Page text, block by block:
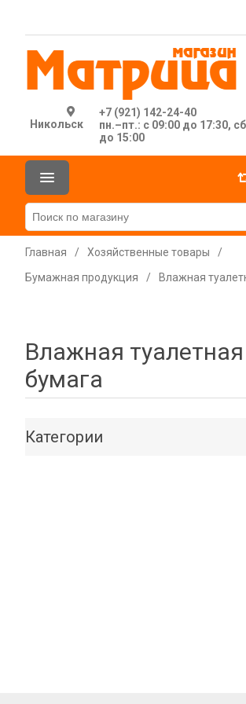
Никольск
+7 (921) 142-24-40
пн.–пт.: с 09:00 до 17:30,
до 15:00
Главная / Хозяйственные товары
/
Бумажная продукция
/ Влажная
Влажная туалетная
бумага
Категории